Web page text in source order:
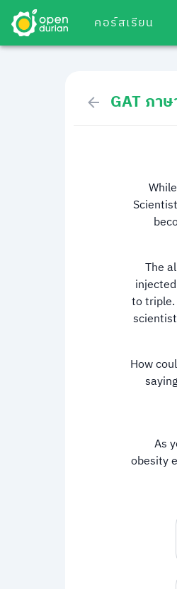
คอร์สเรียน
GAT ภา
The
to
How
As
obesity